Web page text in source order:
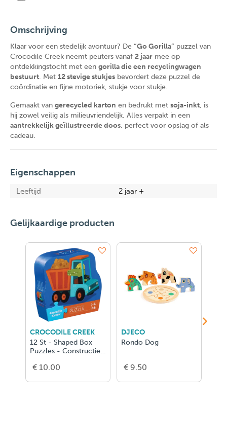
Omschrijving
Klaar voor een stedelijk avontuur? De “Go Gorilla” puzzel van
Crocodile Creek neemt peuters vanaf 2 jaar mee op
ontdekkingstocht met een gorilla die een recyclingwagen
bestuurt. Met 12 stevige stukjes bevordert deze puzzel de
coördinatie en fijne motoriek, stukje voor stukje.
Gemaakt van gerecycled karton en bedrukt met soja-inkt, is
hij zowel veilig als milieuvriendelijk. Alles verpakt in een
aantrekkelijk geïllustreerde doos, perfect voor opslag of als
cadeau.
Eigenschappen
Leeftijd 2 jaar +
Gelijkaardige producten
CROCODILE CREEK
12 St - Shaped Box
Puzzles - Constructie
€ 10.00
DJECO
Rondo Dog
€ 9.50